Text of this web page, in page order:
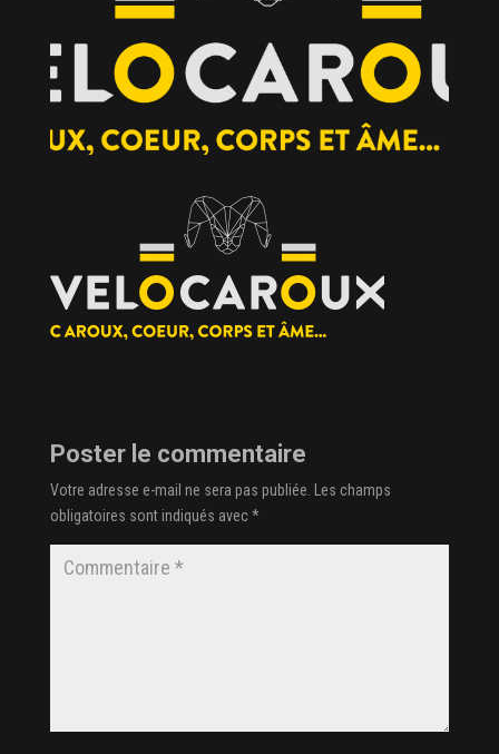
Poster le commentaire
Votre adresse e-mail ne sera pas publiée.
Les champs
obligatoires sont indiqués avec*